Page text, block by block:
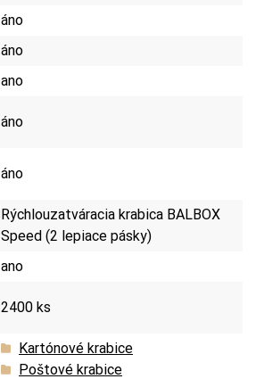
áno
áno
ano
áno
áno
Rýchlouzatváracia krabica BALBOX
Speed (2 lepiace pásky)
ano
2400 ks
Kartónové krabice
Poštové krabice